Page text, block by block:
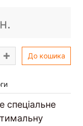
До кошика
спеціальне